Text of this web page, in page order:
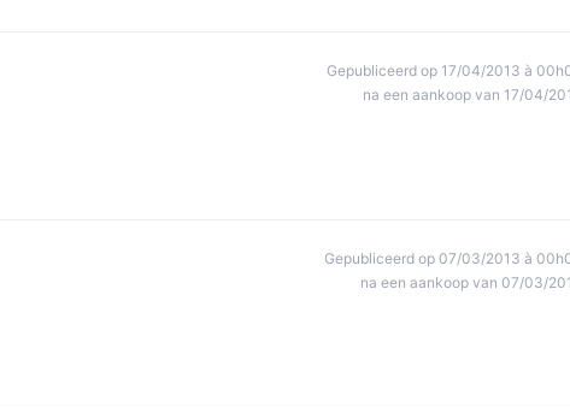
Gepubliceerd op 17/04/2013 à
na een aankoop van 17/04/
Gepubliceerd op 07/03/2013 à
na een aankoop van 07/03/